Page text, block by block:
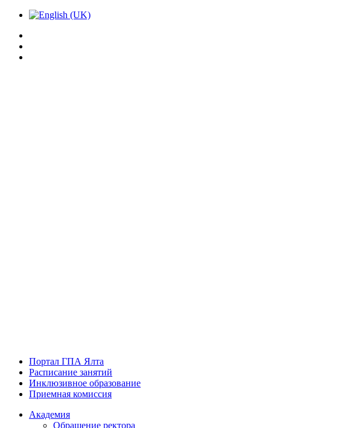
Портал ГПА Ялта
Расписание занятий
Инклюзивное образование
Приемная комиссия
Академия
Обращение ректора